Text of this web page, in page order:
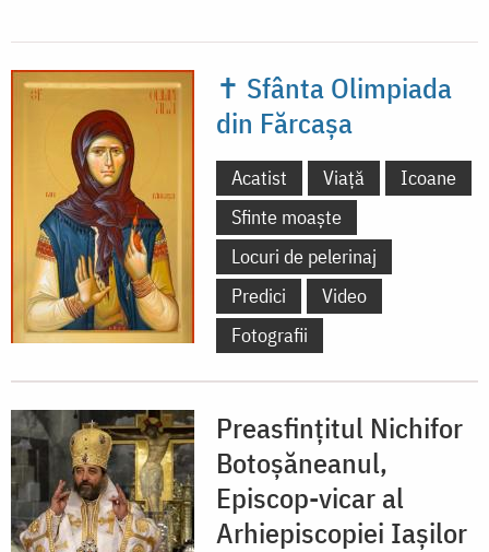
✝ Sfânta Olimpiada
din Fărcașa
Acatist Viață
Icoane
Sfinte moaște
Locuri de pelerinaj
Predici
Video
Fotografii
Preasfințitul Nichifor
Botoșăneanul,
Episcop-vicar al
Arhiepiscopiei Iașilor